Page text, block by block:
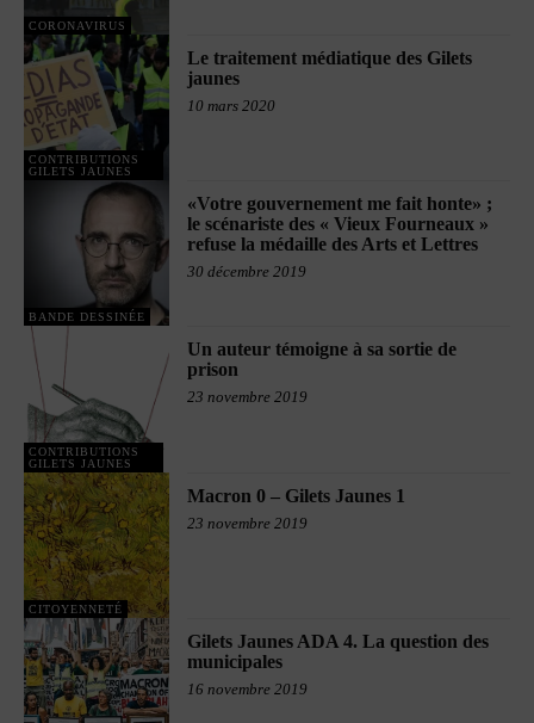
CORONAVIRUS
CONTRIBUTIONS
GILETS JAUNES
Le traitement médiatique des Gilets
jaunes
10 mars 2020
BANDE DESSINÉE
«Votre gouvernement me fait honte» ;
le scénariste des « Vieux Fourneaux »
refuse la médaille des Arts et Lettres
30 décembre 2019
CONTRIBUTIONS
GILETS JAUNES
Un auteur témoigne à sa sortie de
prison
23 novembre 2019
CITOYENNETÉ
Macron 0 – Gilets Jaunes 1
23 novembre 2019
Gilets Jaunes ADA 4. La question des
municipales
16 novembre 2019